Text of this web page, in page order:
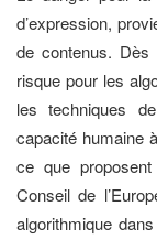
d’expression,
de contenus. Dès
risque pour les
les techniques
capacité humaine
ce que
Conseil de
algorithmique